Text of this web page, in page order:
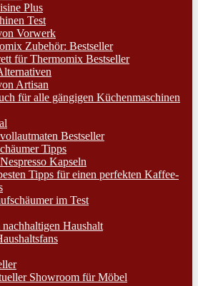
Plus
Test
Vorwerk
Zubehör: Bestseller
für Thermomix Bestseller
Artisan
für alle gängigen Küchenmaschinen
Bestseller
Tipps
Kapseln
Tipps für einen perfekten Kaffee-
im Test
Haushalt
Showroom für Möbel